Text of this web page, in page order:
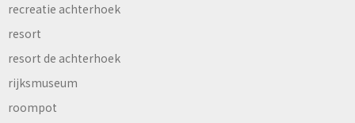
recreatie achterhoek
resort
resort de achterhoek
rijksmuseum
roompot